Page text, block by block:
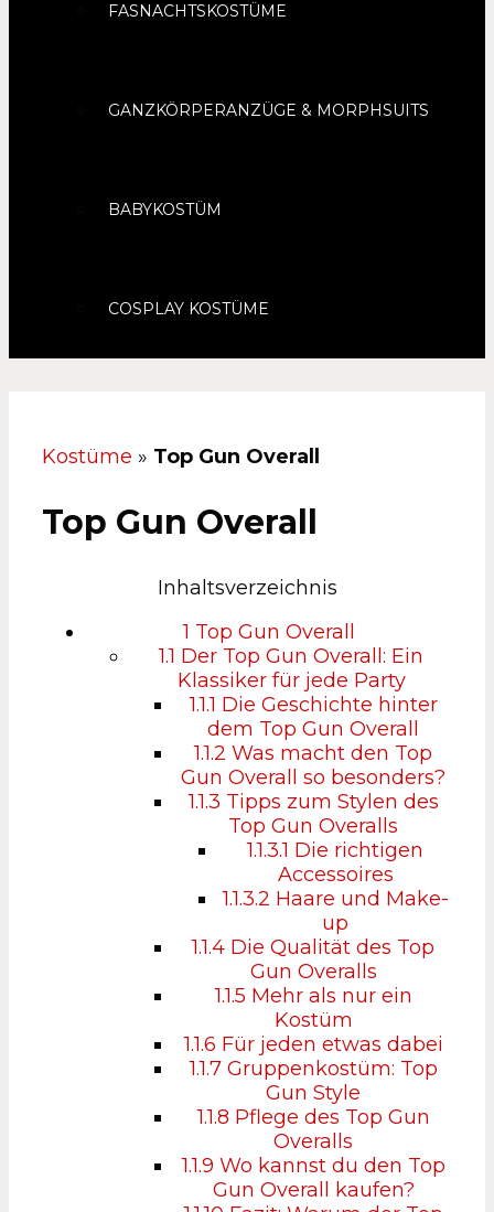
FASNACHTSKOSTÜME
GANZKÖRPERANZÜGE & MORPHSUITS
BABYKOSTÜM
COSPLAY KOSTÜME
Kostüme » Top Gun Overall
Top Gun Overall
Inhaltsverzeichnis
1 Top Gun Overall
1.1 Der Top Gun Overall: Ein
Klassiker für jede Party
1.1.1 Die Geschichte hinter
dem Top Gun Overall
1.1.2 Was macht den Top
Gun Overall so besonders?
1.1.3 Tipps zum Stylen des
Top Gun Overalls
1.1.3.1 Die richtigen
Accessoires
1.1.3.2 Haare und Make-
up
1.1.4 Die Qualität des Top
Gun Overalls
1.1.5 Mehr als nur ein
Kostüm
1.1.6 Für jeden etwas dabei
1.1.7Gruppenkostüm: Top
Gun Style
1.1.8 Pflege des Top Gun
Overalls
1.1.9 Wo kannst du den Top
Gun Overall kaufen?